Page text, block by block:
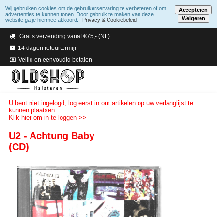
Verzending binnen 2 a 3 werkdagen
Gratis verzending vanaf €75,- (NL)
14 dagen retourtermijn
Veilig en eenvoudig betalen
U bent niet ingelogd, log eerst in om artikelen op uw verlanglijst te
kunnen plaatsen.
Klik hier om in te loggen >>
U2 - Achtung Baby
(CD)
Wij gebruiken cookies om de gebruikerservaring te verbeteren of om
advertenties te kunnen tonen. Door gebruik te maken van deze
website ga je hiermee akkoord.
Privacy & Cookiebeleid
Accepteren
Weigeren